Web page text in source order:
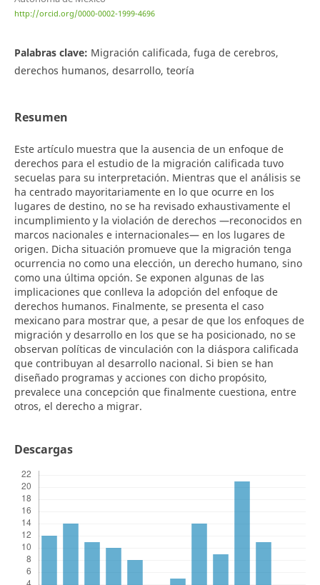
http://orcid.org/0000-0002-1999-4696
Palabras clave: Migración calificada, fuga de cerebros,
derechos humanos, desarrollo, teoría
Resumen
Este artículo muestra que la ausencia de un enfoque de
derechos para el estudio de la migración calificada tuvo
secuelas para su interpretación. Mientras que el análisis se
ha centrado mayoritariamente en lo que ocurre en los
lugares de destino, no se ha revisado exhaustivamente el
incumplimiento y la violación de derechos —reconocidos en
marcos nacionales e internacionales— en los lugares de
origen. Dicha situación promueve que la migración tenga
ocurrencia no como una elección, un derecho humano, sino
como una última opción. Se exponen algunas de las
implicaciones que conlleva la adopción del enfoque de
derechos humanos. Finalmente, se presenta el caso
mexicano para mostrar que, a pesar de que los enfoques de
migración y desarrollo en los que se ha posicionado, no se
observan políticas de vinculación con la diáspora calificada
que contribuyan al desarrollo nacional. Si bien se han
diseñado programas y acciones con dicho propósito,
prevalece una concepción que finalmente cuestiona, entre
otros, el derecho a migrar.
Descargas